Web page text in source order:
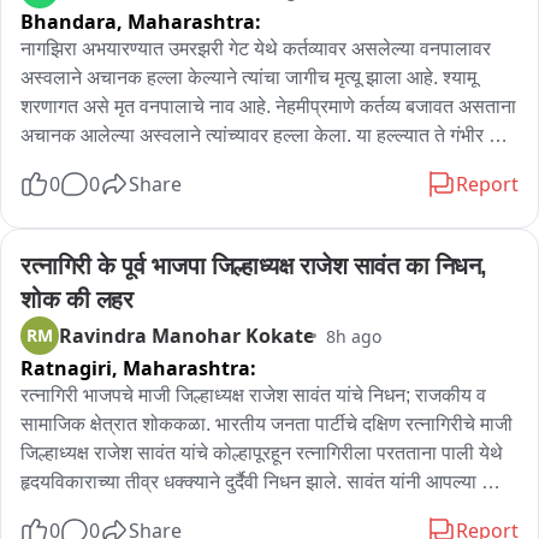
यात सर्वात पुढे आहे, 7 ते 8 लाख कोटी जमीन कवडीमोल भावात अदानीच्या
घशात घातल्या आहे...कर्जमुक्त देश झाला असतात ..."सेवेकरी अदानीचा
असा कारभार सुरू आहे.. *
(On कंत्राटदार, आदिवासी शाळा)
- आदिवासी आश्रम शाळेतील कंत्राटदार पैसे थकीत आहे..980 आश्रम
आता पत ओलांडण्याची राहिली आहे... पत गळ्यापर्यंत गेली... तोंडात जायची
बाकी आहे, गांधी परिवार दोष देऊन मोकळे होईल..
(On मोहन भागवत gen झी)
- जेन झी संदर्भात मोहन भागवत यांच्याकडे काय विचार आहे, देशभक्तीचे डोस
देऊन संघाचा शाखेत या म्हणून सांगतील..,  पुन्हा सत्येत येण्यासाठी
सरसंघचालक यांचे प्रयत्न आहे.. युवा नेत्यांचा पोराना बोलावून  खोटे
देशभक्तीचे डोस पाजले जाईल, ही नाविन उपज आहे,
३५ आत्महत्या
Bhandara, Maharashtra:
नागझिरा अभयारण्यात उमरझरी गेट येथे कर्तव्यावर असलेल्या वनपालावर
अस्वलाने अचानक हल्ला केल्याने त्यांचा जागीच मृत्यू झाला आहे. श्यामू
शरणागत असे मृत वनपालाचे नाव आहे. नेहमीप्रमाणे कर्तव्य बजावत असताना
अचानक आलेल्या अस्वलाने त्यांच्यावर हल्ला केला. या हल्ल्यात ते गंभीर
वनविभागाचे अधिकारी तातडीने घटनास्थळी दाखल झाले असून, पंचनामा
परिसरात भीतीचे वातावरण निर्माण झाले असून, मृत वनपालाच्या कुटुंबीयांना
तातडीने मदत देण्याची मागणी स्थानिकांकडून करण्यात येत आहे. तसेच
वन्यप्राण्यांच्या हालचालींवर लक्ष ठेवण्याची मागणीही ग्रामस्थांनी केली आहे.
0 0 Share Report
रत्नागिरी के पूर्व भाजपा जिल्हाध्यक्ष राजेश सावंत का निधन,
शोक की लहर
RM Ravindra Manohar Kokate 8h ago
Ratnagiri, Maharashtra:
रत्नागिरी भाजपचे माजी जिल्हाध्यक्ष राजेश सावंत यांचे निधन; राजकीय व
सामाजिक क्षेत्रात शोककळा. भारतीय जनता पार्टीचे दक्षिण रत्नागिरीचे माजी
जिल्हाध्यक्ष राजेश सावंत यांचे कोल्हापूरहून रत्नागिरीला परतताना पाली येथे
हृदयविकाराच्या तीव्र धक्क्याने दुर्दैवी निधन झाले. सावंत यांनी आपल्या
0 0 Share Report